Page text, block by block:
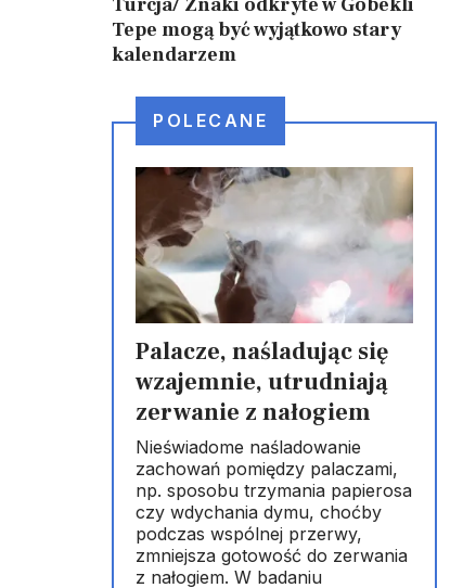
Tepe mogą być wyjątkowo stary
kalendarzem
POLECANE
Palacze, naśladując się
wzajemnie, utrudniają
zerwanie z nałogiem
Nieświadome naśladowanie
zachowań pomiędzy palaczami,
np. sposobu trzymania papierosa
czy wdychania dymu, choćby
podczas wspólnej przerwy,
zmniejsza gotowość do zerwania
z nałogiem. W badaniu